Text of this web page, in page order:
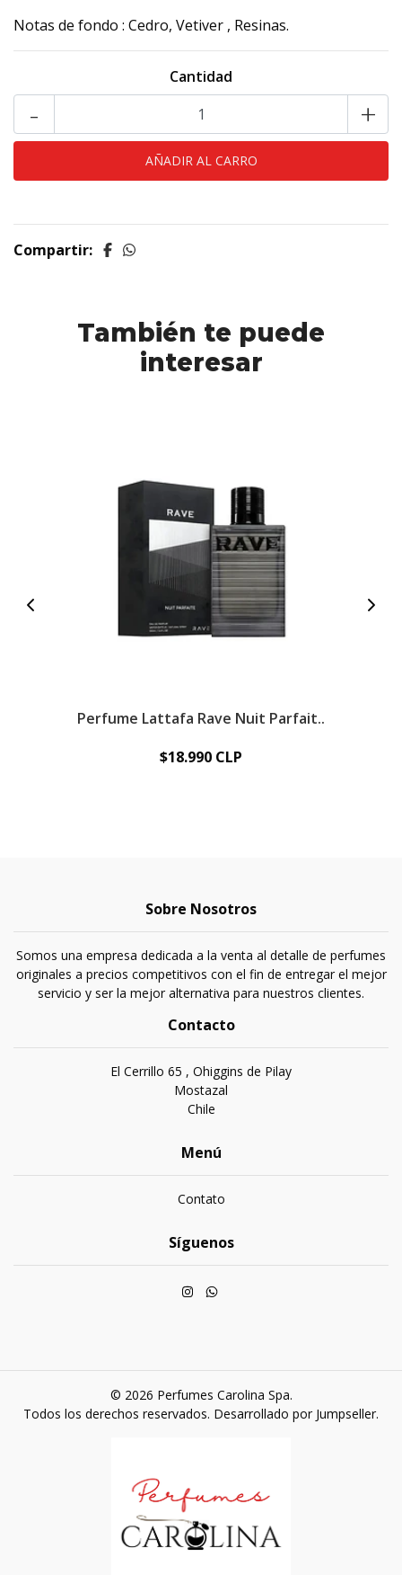
Notas de fondo : Cedro, Vetiver , Resinas.
Cantidad
- +
Compartir:
También te puede
interesar
Perfume Lattafa Rave Nuit Parfait..
$18.990 CLP
Sobre Nosotros
Somos una empresa dedicada a la venta al detalle de perfumes
originales a precios competitivos con el fin de entregar el mejor
servicio y ser la mejor alternativa para nuestros clientes.
Contacto
El Cerrillo 65 , Ohiggins de Pilay
Mostazal
Chile
Menú
Contato
Síguenos
© 2026 Perfumes Carolina Spa.
Todos los derechos reservados. Desarrollado por Jumpseller.